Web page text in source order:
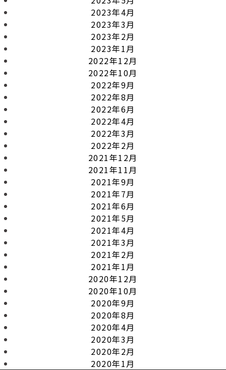
2023年4月
2023年3月
2023年2月
2023年1月
2022年12月
2022年10月
2022年9月
2022年8月
2022年6月
2022年4月
2022年3月
2022年2月
2021年12月
2021年11月
2021年9月
2021年7月
2021年6月
2021年5月
2021年4月
2021年3月
2021年2月
2021年1月
2020年12月
2020年10月
2020年9月
2020年8月
2020年4月
2020年3月
2020年2月
2020年1月